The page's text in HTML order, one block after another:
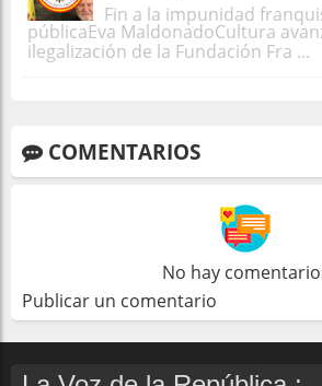
Fin a la impunidad
públicaEva MaldonadoCultura
ilegalización de la Fundación Fra ...
COMENTARIOS
No hay
Publicar un comentario